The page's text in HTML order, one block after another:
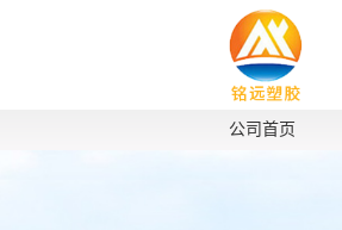
公司首页